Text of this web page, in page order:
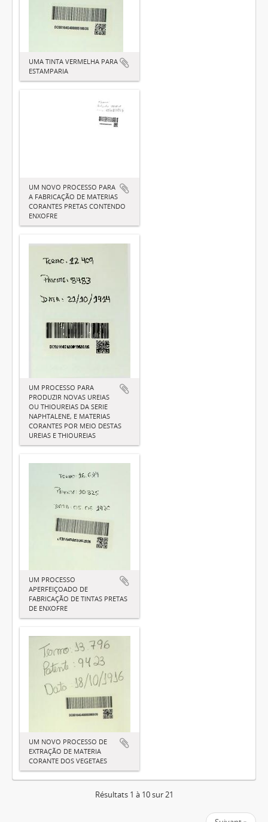
UMA TINTA VERMELHA PARA
ESTAMPARIA
UM NOVO PROCESSO PARA
A FABRICAÇÃO DE MATERIAS
CORANTES PRETAS CONTENDO
ENXOFRE
UM PROCESSO PARA
PRODUZIR NOVAS UREIAS
OU THIOUREIAS DA SERIE
NAPHTALENE, E MATERIAS
CORANTES POR MEIO DESTAS
UREIAS E THIOUREIAS
UM PROCESSO
APERFEIÇOADO DE
FABRICAÇÃO DE TINTAS PRETAS
DE ENXOFRE
UM NOVO PROCESSO DE
EXTRAÇÃO DE MATERIA
CORANTE DOS VEGETAES
Résultats 1 à 10 sur 21